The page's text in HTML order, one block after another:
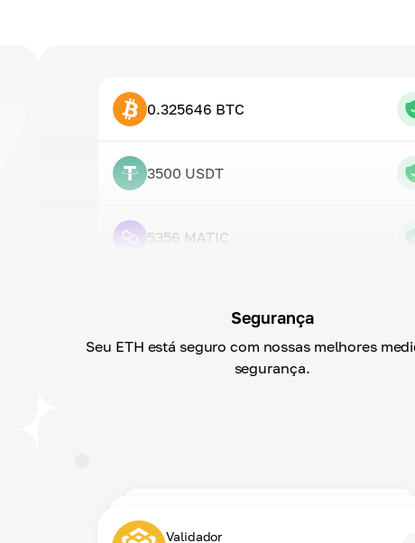
0.325646 BTC
3500 USDT
5356 MATIC
Segurança
Seu ETH está seguro com nossas melhores
segurança.
Validador